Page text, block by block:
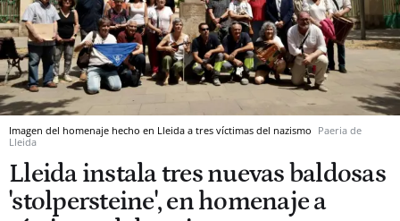
Imagen del homenaje hecho en Lleida a tres víctimas del nazismo Paeria de
Lleida
Lleida instala tres nuevas baldosas
'stolpersteine', en homenaje a